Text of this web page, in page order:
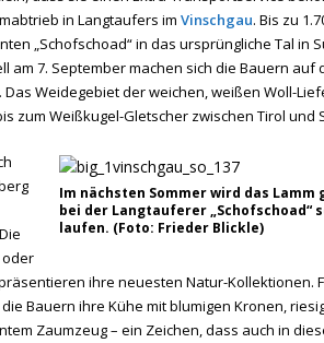
in Langtaufers im Vinschgau. Bis zu
„Schofschoad“ in das ursprüngliche Tal in
am 7. September machen sich die Bauern auf
Weidegebiet der weichen, weißen Woll-
zum Weißkugel-Gletscher zwischen Tirol und
Im nächsten Sommer wird das Lamm
bei der Langtauferer „Schofschoad“
laufen. (Foto: Frieder Blickle)
oder
ihre neuesten Natur-Kollektionen.
Bauern ihre Kühe mit blumigen Kronen,
Zaumzeug – ein Zeichen, dass auch in